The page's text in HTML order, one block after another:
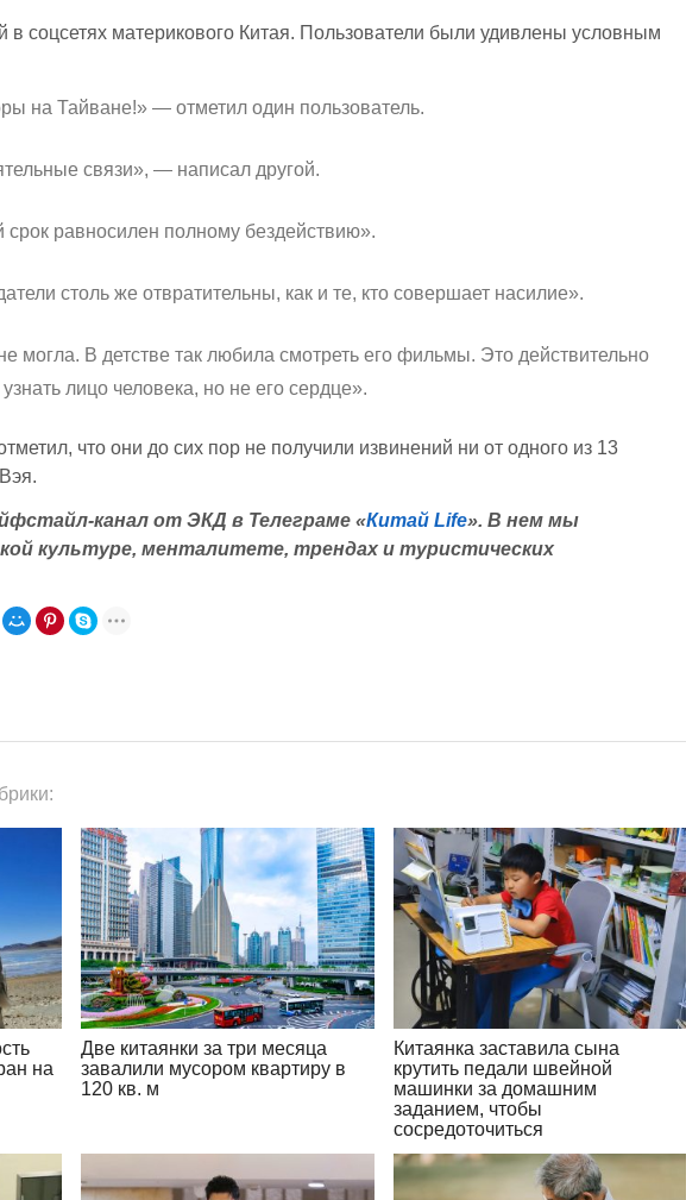
в соцсетях материкового Китая. Пользователи были удивлены условным
на Тайване!» — отметил один пользователь.
связи», — написал другой.
равносилен полному бездействию».
столь же отвратительны, как и те, кто совершает насилие».
могла. В детстве так любила смотреть его фильмы. Это действительно
лицо человека, но не его сердце».
что они до сих пор не получили извинений ни от одного из 13
канал от ЭКД в Телеграме «Китай Life». В нем мы
культуре, менталитете, трендах и туристических
на
Две китаянки за три месяца
завалили мусором квартиру в
120 кв. м
Китаянка заставила сына
крутить педали швейной
машинки за домашним
заданием, чтобы
сосредоточиться